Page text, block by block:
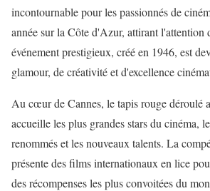
incontournable pour les passionnés de
année sur la Côte d'Azur, attirant l'attention
événement prestigieux, créé en 1946, est
glamour, de créativité et d'excellence
Au cœur de Cannes, le tapis rouge déroulé
accueille les plus grandes stars du cinéma,
renommés et les nouveaux talents. La
présente des films internationaux en lice
des récompenses les plus convoitées du